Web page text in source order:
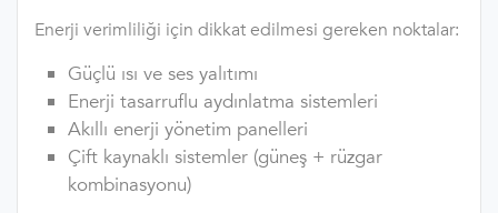
Enerji verimliliği için dikkat edilmesi gereken noktalar:
Güçlü ısı ve ses yalıtımı
Enerji tasarruflu aydınlatma sistemleri
Akıllı enerji yönetim panelleri
Çift kaynaklı sistemler (güneş + rüzgar
kombinasyonu)